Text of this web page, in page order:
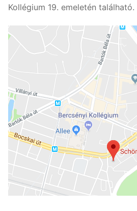
Kollégium 19. emeletén található.